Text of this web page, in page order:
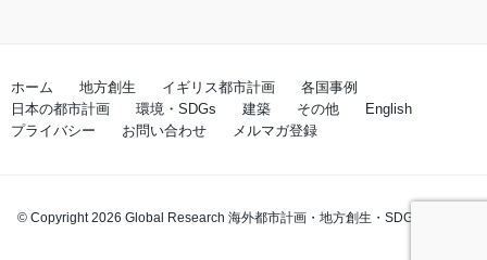
ホーム 地方創生 イギリス都市計画
各国事例
日本の都市計画
環境・SDGs 建築 その他
English
プライバシー
お問い合わせ メルマガ登録
© Copyright 2026 Global Research 海外都市計画・地方創生・SDGs. All rights